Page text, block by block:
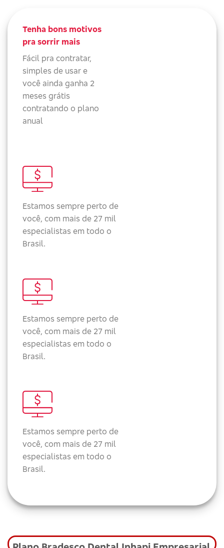
Tenha bons motivos
pra sorrir mais
Fácil pra contratar,
simples de usar e
você ainda ganha 2
meses grátis
contratando o plano
anual
Estamos sempre perto de
você, com mais de 27 mil
especialistas em todo o
Brasil.
Estamos sempre perto de
você, com mais de 27 mil
especialistas em todo o
Brasil.
Estamos sempre perto de
você, com mais de 27 mil
especialistas em todo o
Brasil.